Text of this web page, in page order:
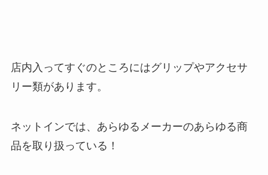
店内入ってすぐのところにはグリップやアクセサ
リー類があります。
ネットインでは、あらゆるメーカーのあらゆる商
品を取り扱っている！